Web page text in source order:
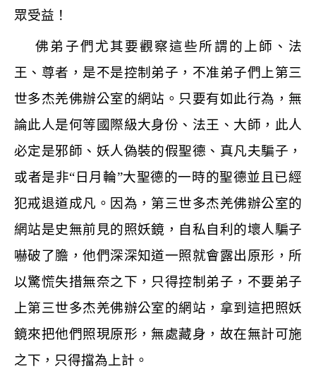
眾受益！
佛弟子們尤其要觀察這些所謂的上師、法
王、尊者，是不是控制弟子，不准弟子們上第三
世多杰羌佛辦公室的網站。只要有如此行為，無
論此人是何等國際級大身份、法王、大師，此人
必定是邪師、妖人偽裝的假聖德、真凡夫騙子，
或者是非“日月輪”大聖德的一時的聖德並且已經
犯戒退道成凡。因為，第三世多杰羌佛辦公室的
網站是史無前見的照妖鏡，自私自利的壞人騙子
嚇破了膽，他們深深知道一照就會露出原形，所
以驚慌失措無奈之下，只得控制弟子，不要弟子
上第三世多杰羌佛辦公室的網站，拿到這把照妖
鏡來把他們照現原形，無處藏身，故在無計可施
之下，只得擋為上計。